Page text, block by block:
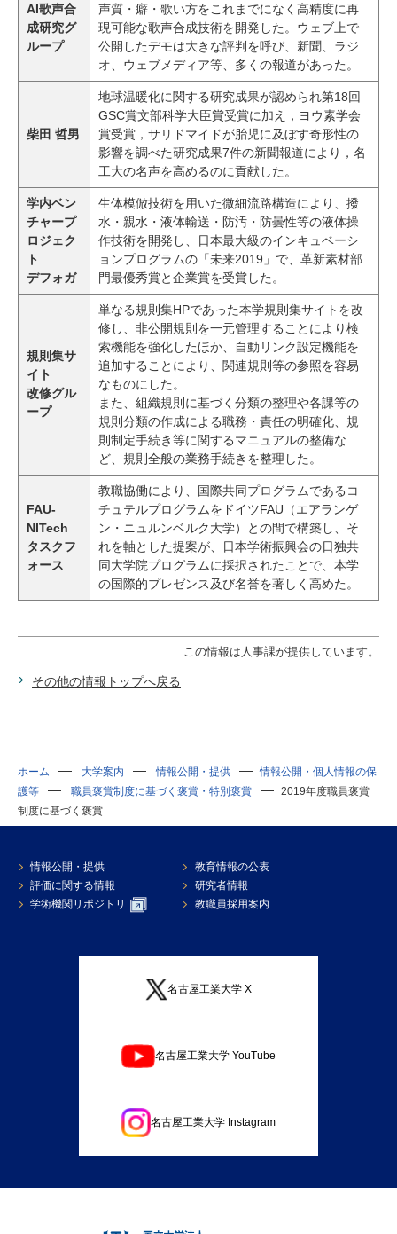
AI歌声合
成研究グ
ループ
声質・癖・歌い方をこれまでになく高精度に再
現可能な歌声合成技術を開発した。ウェブ上で
公開したデモは大きな評判を呼び、新聞、ラジ
オ、ウェブメディア等、多くの報道があった。
柴田 哲男
地球温暖化に関する研究成果が認められ第18回
GSC賞文部科学大臣賞受賞に加え，ヨウ素学会
賞受賞，サリドマイドが胎児に及ぼす奇形性の
影響を調べた研究成果7件の新聞報道により，名
工大の名声を高めるのに貢献した。
学内ベン
チャープ
ロジェク
ト
デフォガ
生体模倣技術を用いた微細流路構造により、撥
水・親水・液体輸送・防汚・防曇性等の液体操
作技術を開発し、日本最大級のインキュベーシ
ョンプログラムの「未来2019」で、革新素材部
門最優秀賞と企業賞を受賞した。
規則集サ
イト
改修グル
ープ
単なる規則集HPであった本学規則集サイトを改
修し、非公開規則を一元管理することにより検
索機能を強化したほか、自動リンク設定機能を
追加することにより、関連規則等の参照を容易
なものにした。
また、組織規則に基づく分類の整理や各課等の
規則分類の作成による職務・責任の明確化、規
則制定手続き等に関するマニュアルの整備な
ど、規則全般の業務手続きを整理した。
FAU-
NITech
タスクフ
ォース
教職協働により、国際共同プログラムであるコ
チュテルプログラムをドイツFAU（エアランゲ
ン・ニュルンベルク大学）との間で構築し、そ
れを軸とした提案が、日本学術振興会の日独共
同大学院プログラムに採択されたことで、本学
の国際的プレゼンス及び名誉を著しく高めた。
この情報は人事課が提供しています。
その他の情報トップへ戻る
ホーム 大学案内 情報公開・提供
情報公開・個人情報の保
護等
職員褒賞制度に基づく褒賞・特別褒賞
2019年度職員褒賞
制度に基づく褒賞
情報公開・提供
教育情報の公表
評価に関する情報
研究者情報
学術機関リポジトリ
教職員採用案内
名古屋工業大学 X
名古屋工業大学 YouTube
名古屋工業大学 Instagram